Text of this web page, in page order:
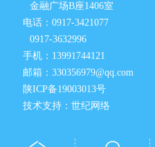
金融广场B座1406室
电话：0917-3421077
0917-3632996
手机：13991744121
邮箱：330356979@qq.com
陕ICP备19003013号
技术支持：世纪网络